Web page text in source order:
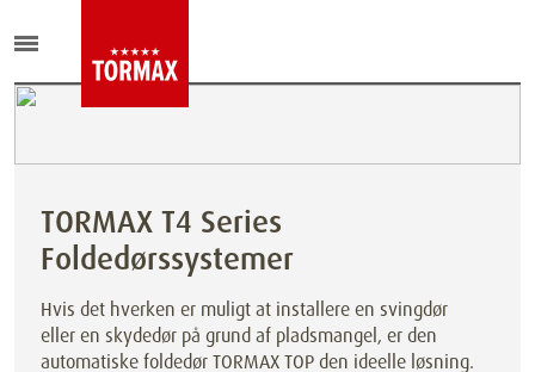
TORMAX T4 Series
Foldedørssystemer
Hvis det hverken er muligt at installere en svingdør
eller en skydedør på grund af pladsmangel, er den
automatiske foldedør TORMAX TOP den ideelle løsning.